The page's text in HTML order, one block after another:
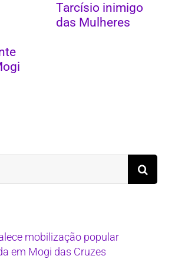
Tarcísio inimigo
das Mulheres
mobilização popular
em Mogi das Cruzes